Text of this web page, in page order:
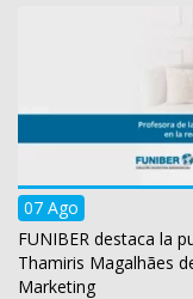
07 Ago
FUNIBER destaca la
Thamiris Magalhães
Marketing